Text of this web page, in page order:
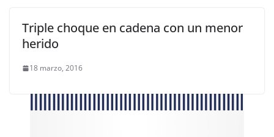
Triple choque en cadena con un menor
herido
18 marzo, 2016